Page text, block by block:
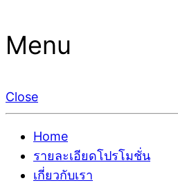
Menu
Close
Home
รายละเอียดโปรโมชั่น
เกี่ยวกับเรา